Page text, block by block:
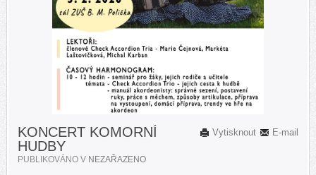
E-mail
Vytisknout
KONCERT KOMORNÍ
HUDBY
PUBLIKOVÁNO V NEZAŘAZENO